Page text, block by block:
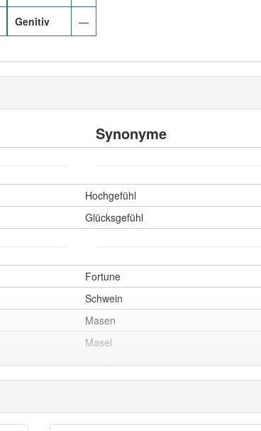
Genitiv —
Synonyme
Hochgefühl
Glücksgefühl
Fortune
Schwein
Masen
Masel
Massel